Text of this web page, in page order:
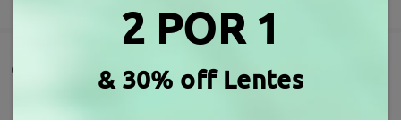
Comentários de clientes(318)
2 POR 1
& 30% off Lentes